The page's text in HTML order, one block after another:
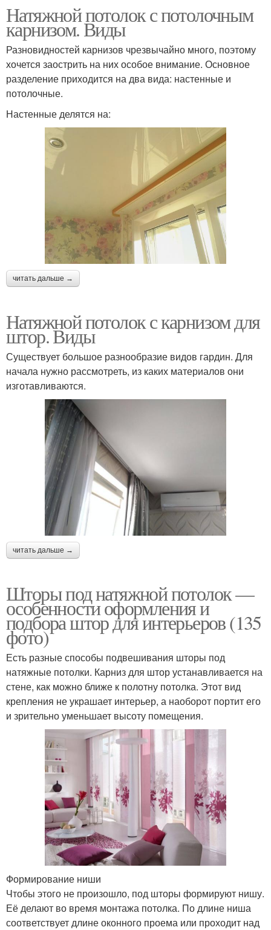
Натяжной потолок с потолочным
карнизом. Виды
Разновидностей карнизов чрезвычайно много, поэтому
хочется заострить на них особое внимание. Основное
разделение приходится на два вида: настенные и
потолочные.
Настенные делятся на:
читать дальше →
Натяжной потолок с карнизом для
штор. Виды
Существует большое разнообразие видов гардин. Для
начала нужно рассмотреть, из каких материалов они
изготавливаются.
читать дальше →
Шторы под натяжной потолок —
особенности оформления и
подбора штор для интерьеров (135
фото)
Есть разные способы подвешивания шторы под
натяжные потолки. Карниз для штор устанавливается на
стене, как можно ближе к полотну потолка. Этот вид
крепления не украшает интерьер, а наоборот портит его
и зрительно уменьшает высоту помещения.
Формирование ниши
Чтобы этого не произошло, под шторы формируют нишу.
Её делают во время монтажа потолка. По длине ниша
соответствует длине оконного проема или проходит над